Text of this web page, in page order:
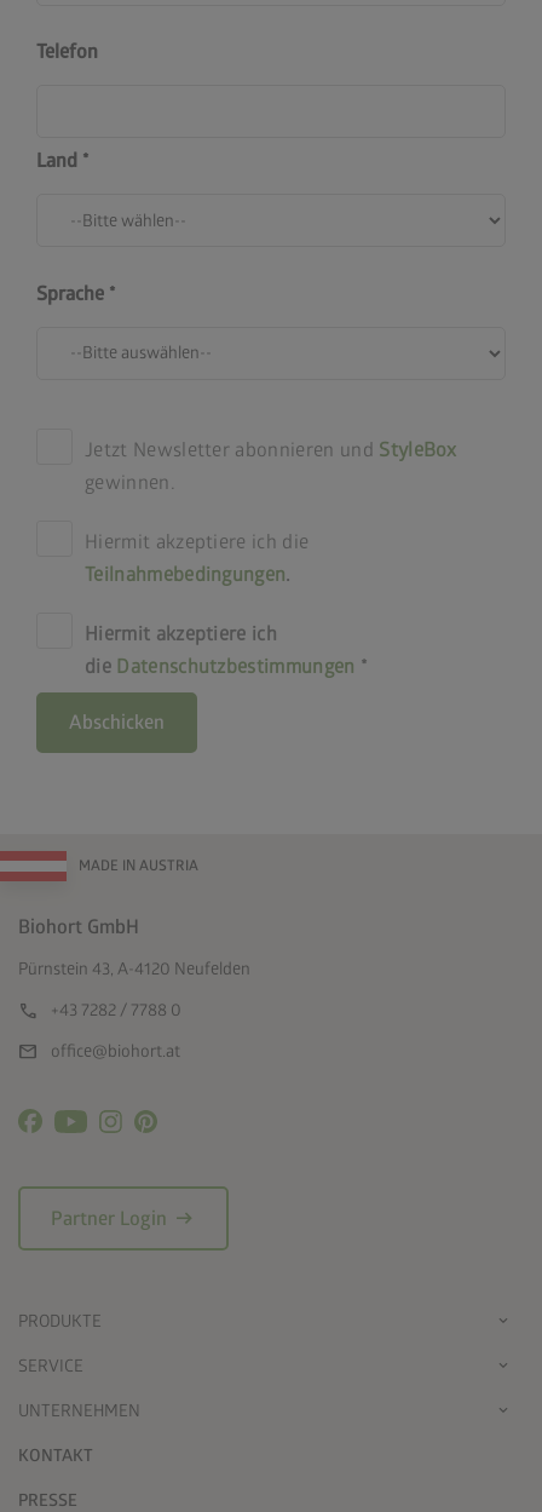
Telefon
Land
Sprache
Jetzt Newsletter abonnieren und StyleBox
gewinnen.
Hiermit akzeptiere ich die
Teilnahmebedingungen.
Hiermit akzeptiere ich
die Datenschutzbestimmungen
Abschicken
MADE IN AUSTRIA
Biohort GmbH
Pürnstein 43, A-4120 Neufelden
call +43 7282 / 7788 0
mail office@biohort.at
Partner Login arrow_right_alt
PRODUKTE
SERVICE
UNTERNEHMEN
KONTAKT
PRESSE